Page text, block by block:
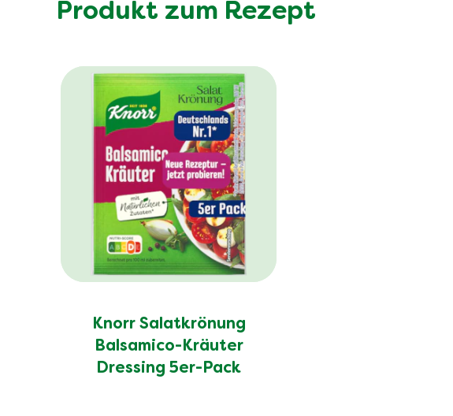
Produkt zum Rezept
Knorr Salatkrönung
Balsamico-Kräuter
Dressing 5er-Pack